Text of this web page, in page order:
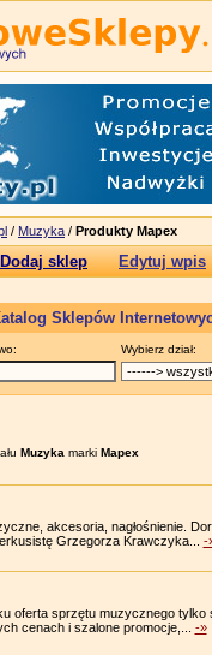
/ Muzyka / Produkty Mapex
Dodaj sklep Edytuj wpis
Sklepów
Wybierz dział:
Muzyka marki Mapex
akcesoria, nagłośnienie.
Grzegorza Krawczyka... -
oferta sprzętu muzycznego tylko
cenach i szalone promocje,... -»